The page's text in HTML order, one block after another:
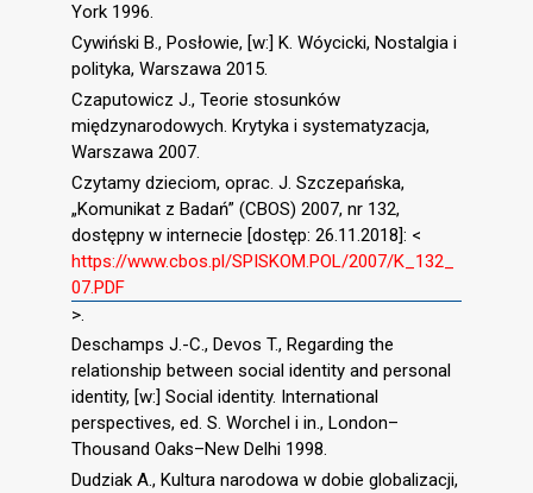
York 1996.
Cywiński B., Posłowie, [w:] K. Wóycicki, Nostalgia i
polityka, Warszawa 2015.
Czaputowicz J., Teorie stosunków
międzynarodowych. Krytyka i systematyzacja,
Warszawa 2007.
Czytamy dzieciom, oprac. J. Szczepańska,
„Komunikat z Badań” (CBOS) 2007, nr 132,
dostępny w internecie [dostęp: 26.11.2018]: <
https://www.cbos.pl/SPISKOM.POL/2007/K_132_
07.PDF
>.
Deschamps J.-C., Devos T., Regarding the
relationship between social identity and personal
identity, [w:] Social identity. International
perspectives, ed. S. Worchel i in., London–
Thousand Oaks–New Delhi 1998.
Dudziak A., Kultura narodowa w dobie globalizacji,